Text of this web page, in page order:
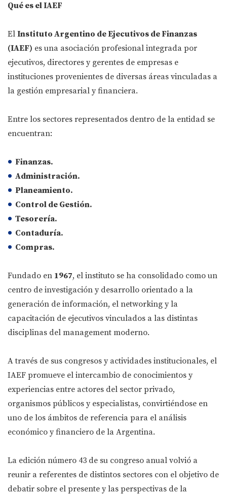
Qué es el IAEF
El Instituto Argentino de Ejecutivos de Finanzas
(IAEF) es una asociación profesional integrada por
ejecutivos, directores y gerentes de empresas e
instituciones provenientes de diversas áreas vinculadas a
la gestión empresarial y financiera.
Entre los sectores representados dentro de la entidad se
encuentran:
Finanzas.
Administración.
Planeamiento.
Control de Gestión.
Tesorería.
Contaduría.
Compras.
Fundado en 1967, el instituto se ha consolidado como un
centro de investigación y desarrollo orientado a la
generación de información, el networking y la
capacitación de ejecutivos vinculados a las distintas
disciplinas del management moderno.
A través de sus congresos y actividades institucionales, el
IAEF promueve el intercambio de conocimientos y
experiencias entre actores del sector privado,
organismos públicos y especialistas, convirtiéndose en
uno de los ámbitos de referencia para el análisis
económico y financiero de la Argentina.
La edición número 43 de su congreso anual volvió a
reunir a referentes de distintos sectores con el objetivo de
debatir sobre el presente y las perspectivas de la